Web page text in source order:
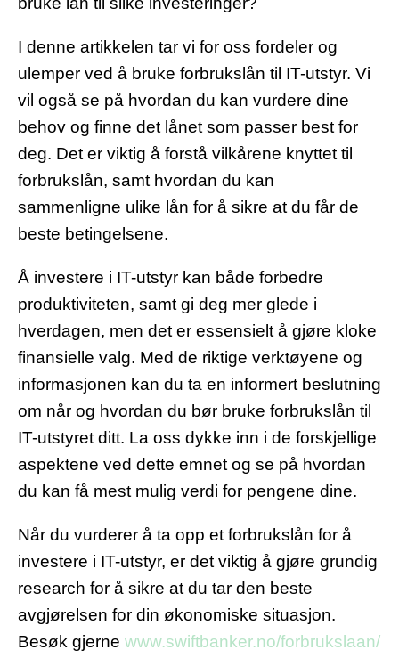
I denne artikkelen tar vi for oss fordeler og
ulemper ved å bruke forbrukslån til IT-utstyr. Vi
vil også se på hvordan du kan vurdere dine
behov og finne det lånet som passer best for
deg. Det er viktig å forstå vilkårene knyttet til
forbrukslån, samt hvordan du kan
sammenligne ulike lån for å sikre at du får de
beste betingelsene.
Å investere i IT-utstyr kan både forbedre
produktiviteten, samt gi deg mer glede i
hverdagen, men det er essensielt å gjøre kloke
finansielle valg. Med de riktige verktøyene og
informasjonen kan du ta en informert beslutning
om når og hvordan du bør bruke forbrukslån til
IT-utstyret ditt. La oss dykke inn i de forskjellige
aspektene ved dette emnet og se på hvordan
du kan få mest mulig verdi for pengene dine.
Når du vurderer å ta opp et forbrukslån for å
investere i IT-utstyr, er det viktig å gjøre grundig
research for å sikre at du tar den beste
avgjørelsen for din økonomiske situasjon.
Besøk gjerne www.swiftbanker.no/forbrukslaan/